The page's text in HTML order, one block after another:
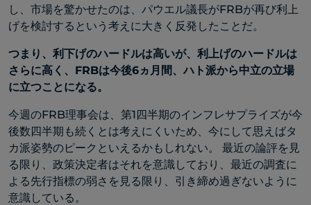
し、市場を驚かせたのは、パウエル議長がFRBが再び利上
げを検討するという考えに大きく反発したことだ。
つまり、利下げのハードルは高いが、利上げのハードルは
さらに高く、FRBは今後6ヵ月間、ハト派から中立の立場
に立つことになる。
今週のFRB理事会は、第1四半期のインフレサプライズが今
後数四半期も続くとは考えにくいため、今にして思えばタ
カ派姿勢のピークといえるかもしれない。 最近の論評を見
る限り、政策決定者はそれを意識しており、最近の調査に
よる先行指標の弱さを見る限り、引き締め過ぎないように
意識している。